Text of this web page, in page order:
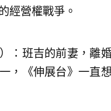
經營權戰爭。
：班吉的前妻，離
，《伸展台》一直